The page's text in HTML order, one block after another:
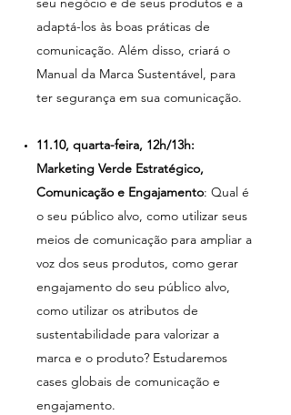
adaptá-los às boas práticas de
comunicação. Além disso, criará o
Manual da Marca Sustentável, para
ter segurança em sua comunicação.
11.10, quarta-feira, 12h/13h:
Marketing Verde Estratégico,
Comunicação e Engajamento: Qual é
o seu público alvo, como utilizar seus
meios de comunicação para ampliar a
voz dos seus produtos, como gerar
engajamento do seu público alvo,
como utilizar os atributos de
sustentabilidade para valorizar a
marca e o produto? Estudaremos
cases globais de comunicação e
engajamento.